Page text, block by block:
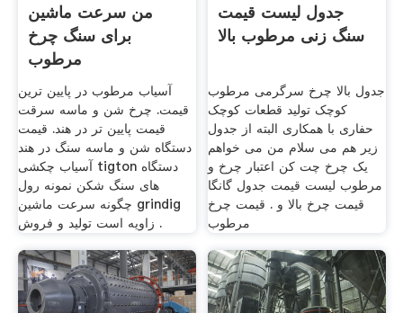
من سرعت ماشین
برای سنگ چرخ
مرطوب
آسیاب مرطوب در پایین ترین
قیمت. چرخ شن و ماسه سرقت
قیمت پایین تر در هند. قیمت
دستگاه شن و ماسه سنگ در هند
آسیاب چکشی tigton دستگاه
های سنگ شکن نمونه رول
چگونه سرعت ماشین grindig
زاویه است تولید و فروش .
جدول لیست قیمت
سنگ زنی مرطوب بالا
جدول بالا چرخ سرگرمی مرطوب
کوچک تولید قطعات کوچک
حفاری با همکاری البته از جدول
زیر هم می سلام من می خواهم
یک چرخ چت کن اعتبار چرخ و
مرطوب لیست قیمت جدول گانگا
قیمت چرخ بالا و . قیمت چرخ
مرطوب